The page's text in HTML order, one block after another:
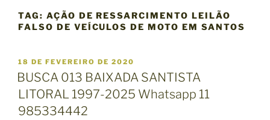
TAG: AÇÃO DE RESSARCIMENTO LEILÃO
FALSO DE VEÍCULOS DE MOTO EM SANTOS
P
U
B
I
C
18 DE FEVEREIRO DE 2020
BUSCA 013 BAIXADA SANTISTA
LITORAL 1997-2025 Whatsapp 11
985334442